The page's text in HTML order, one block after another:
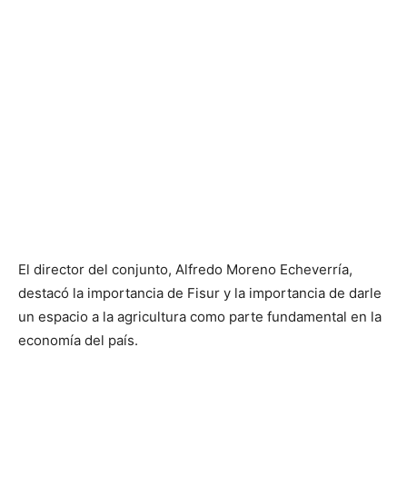
El director del conjunto, Alfredo Moreno Echeverría,
destacó la importancia de Fisur y la importancia de darle
un espacio a la agricultura como parte fundamental en la
economía del país.